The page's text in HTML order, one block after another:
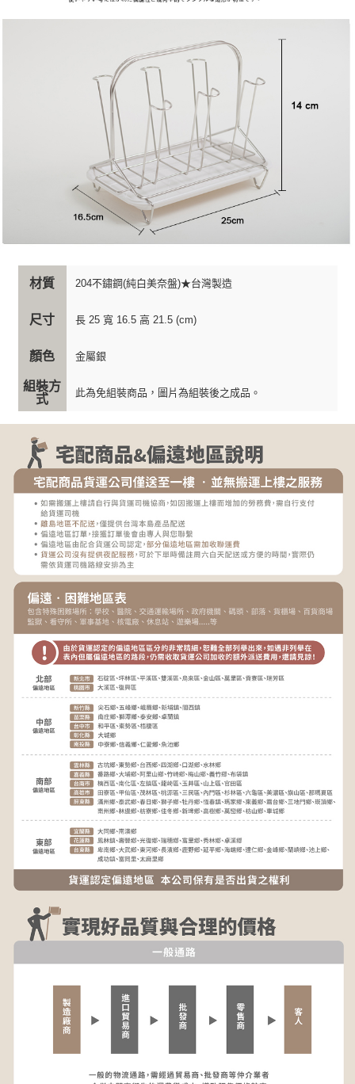
材質 204不鏽鋼(純白美奈盤)★台灣製造
尺寸 長 25 寬 16.5 高 21.5 (cm)
顏色 金屬銀
組裝方
式
此為免組裝商品，圖片為組裝後之成品。